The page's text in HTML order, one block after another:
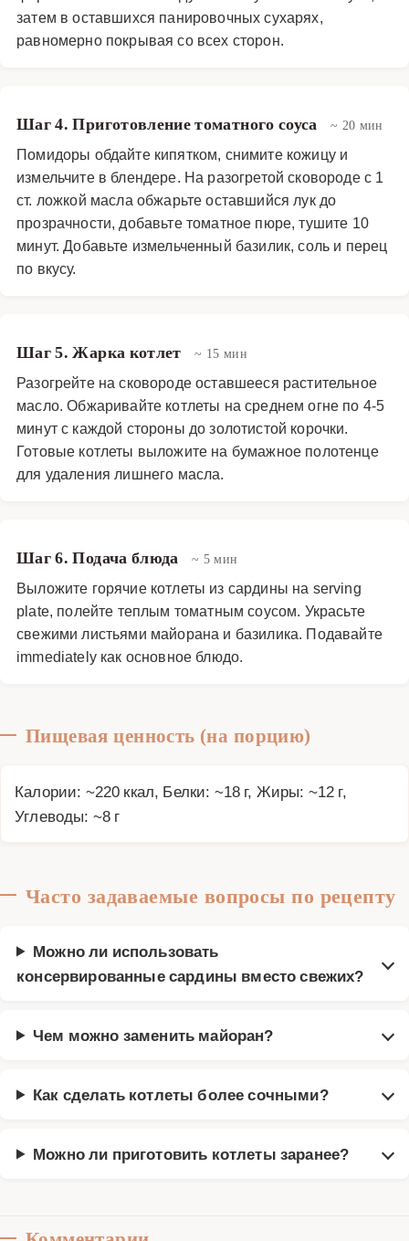
затем в оставшихся панировочных сухарях,
равномерно покрывая со всех сторон.
Шаг 4. Приготовление томатного соуса ~ 20 мин
Помидоры обдайте кипятком, снимите кожицу и
измельчите в блендере. На разогретой сковороде с 1
ст. ложкой масла обжарьте оставшийся лук до
прозрачности, добавьте томатное пюре, тушите 10
минут. Добавьте измельченный базилик, соль и перец
по вкусу.
Шаг 5. Жарка котлет ~ 15 мин
Разогрейте на сковороде оставшееся растительное
масло. Обжаривайте котлеты на среднем огне по 4-5
минут с каждой стороны до золотистой корочки.
Готовые котлеты выложите на бумажное полотенце
для удаления лишнего масла.
Шаг 6. Подача блюда ~ 5 мин
Выложите горячие котлеты из сардины на serving
plate, полейте теплым томатным соусом. Украсьте
свежими листьями майорана и базилика. Подавайте
immediately как основное блюдо.
Пищевая ценность (на порцию)
Калории: ~220 ккал, Белки: ~18 г, Жиры: ~12 г,
Углеводы: ~8 г
Часто задаваемые вопросы по рецепту
Можно ли использовать
консервированные сардины вместо свежих?
Чем можно заменить майоран?
Как сделать котлеты более сочными?
Можно ли приготовить котлеты заранее?